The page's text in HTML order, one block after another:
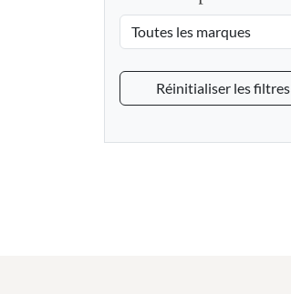
Réinitialiser les filtres